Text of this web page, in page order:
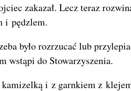
zakazał. Lecz teraz
i pędzlem.
było rozrzucać lub
wstąpi do Stowarzyszenia.
kamizelką i z garnkiem z